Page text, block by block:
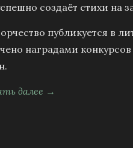
создаёт стихи на
публикуется в
наградами
далее →